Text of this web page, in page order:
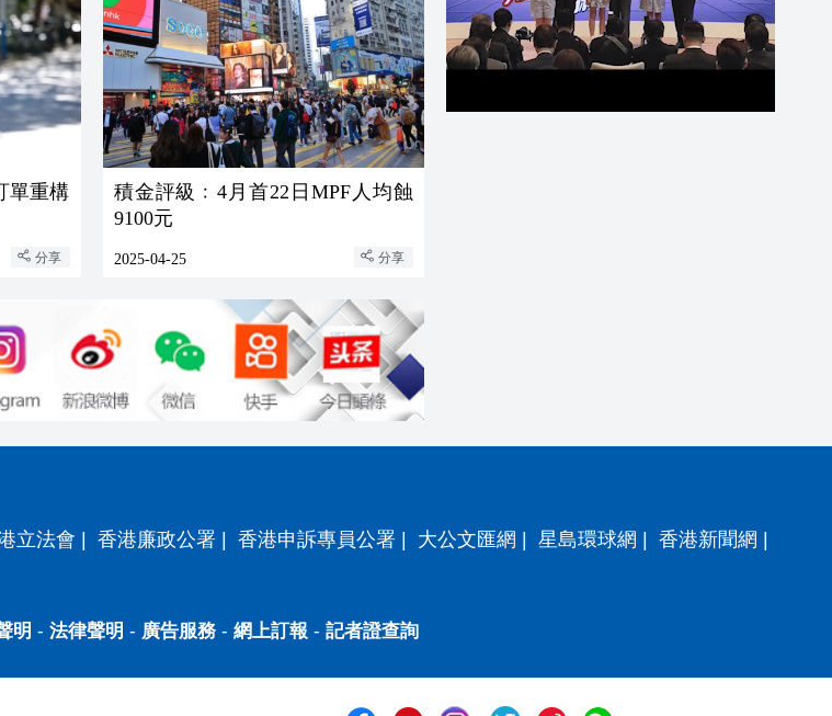
單重構
分享
積金評級﹕4月首22日MPF人均蝕
9100元
2025-04-25 分享
立法會 | 香港廉政公署 | 香港申訴專員公署 | 大公文匯網 | 星島環球網 | 香港新聞網 |
明 - 法律聲明 - 廣告服務- 網上訂報 - 記者證查詢